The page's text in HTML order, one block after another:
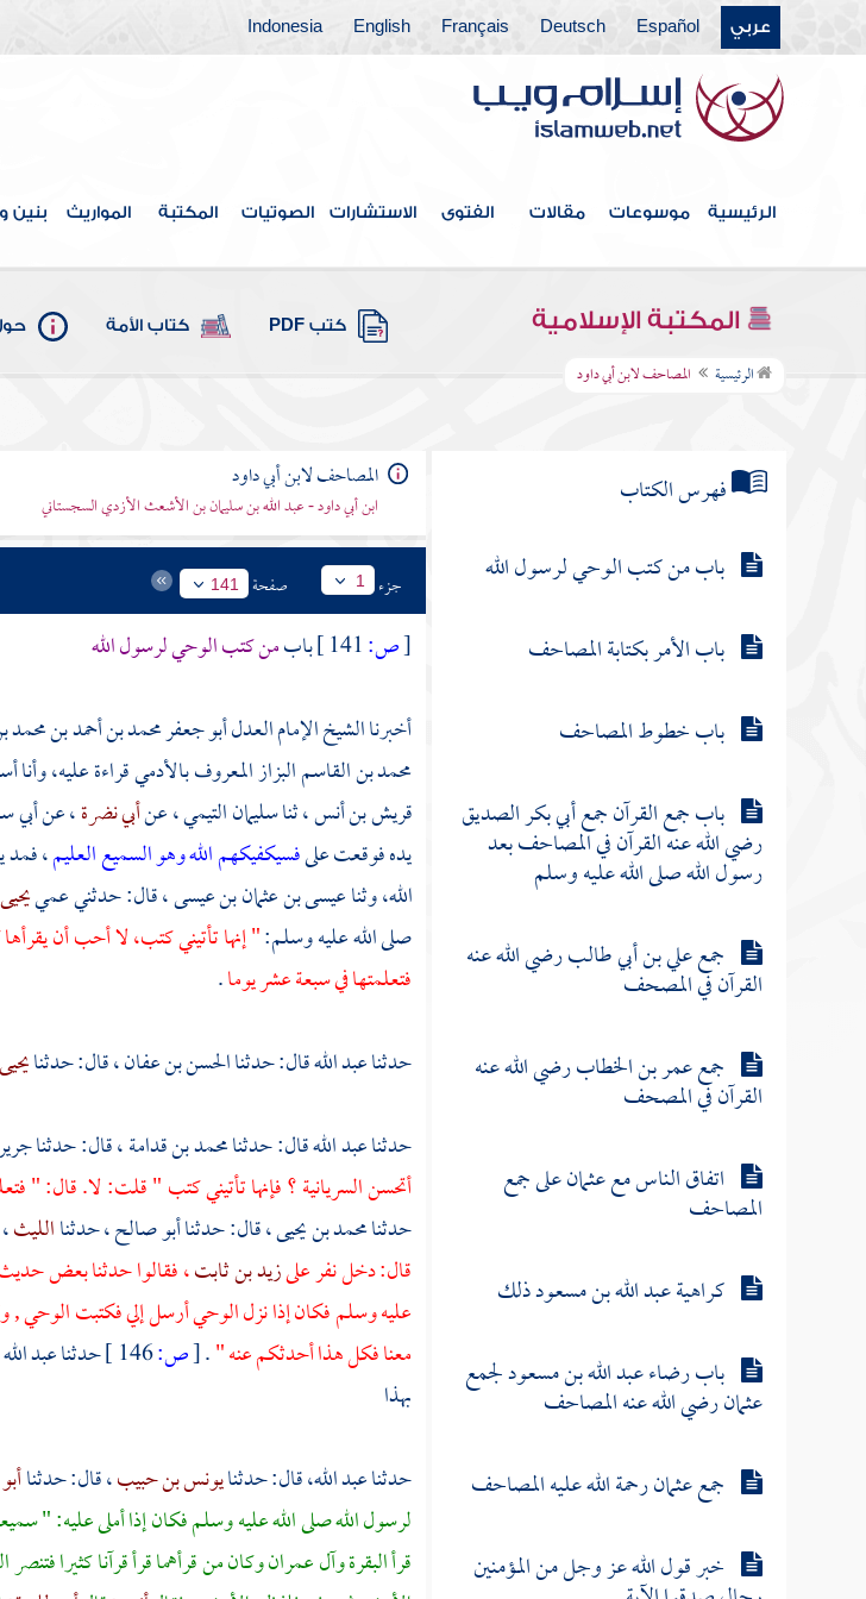
عربي Español
Deutsch
Français
English
Indonesia
الرئيسية موسوعات مقالات الفتوى الاستشارات الصوتيات المكتبة المواريث بنين
المكتبة الإسلامية كتب PDF كتاب الأمة
الرئيسية المصاحف لابن أبي داود
فهرس الكتاب
باب من كتب الوحي لرسول الله
باب الأمر بكتابة المصاحف
باب خطوط المصاحف
باب جمع القرآن جمع أبي بكر الصديق
رضي الله عنه القرآن في المصاحف بعد
رسول الله صلى الله عليه وسلم
جمع علي بن أبي طالب رضي الله عنه
القرآن في المصحف
جمع عمر بن الخطاب رضي الله عنه
القرآن في المصحف
اتفاق الناس مع عثمان على جمع
المصاحف
كراهية عبد الله بن مسعود ذلك
باب رضاء عبد الله بن مسعود لجمع
عثمان رضي الله عنه المصاحف
جمع عثمان رحمة الله عليه المصاحف
خبر قول الله عز وجل من المؤمنين
المصاحف لابن أبي داود
ابن أبي داود - عبد الله بن سليمان بن الأشعث الأزدي السجستاني
جزء 1 صفحة 141
[ص: بابمن كتب الوحي لرسول الله
أخبرناالشيخ الإمام العدل أبو جعفر محمد بن أحمد بن
محمد بن القاسم البزاز المعروف بالأدميقراءة عليه،
قريش بن أنس، ثناسليمان التيمي، عنأبي نضرة، عنأبي
يده فوقعت علىفسيكفيكهم الله وهو السميع العليم، فمد
الله،وثناعيسى بن عثمان بن عيسى، قال: حدثني عمي
صلى الله عليه وسلم:" إنها تأتيني كتب، لا أحب أن
فتعلمتها في سبعة عشر يوما.
حدثناعبد اللهقال: حدثناالحسن بن عفان، قال: حدثنا
حدثناعبد اللهقال: حدثنامحمد بن قدامة، قال: حدثنا
أتحسن السريانية ؟ فإنها تأتيني كتب " قلت: لا. قال: "
حدثنامحمد بن يحيى، قال: حدثناأبو صالح، حدثناالليث
قال: دخل نفر علىزيد بن ثابت، فقالوا حدثنا بعض
عليه وسلم فكان إذا نزل الوحي أرسل إلي فكتبت الوحي ,
معنا فكل هذا أحدثكم عنه ".
[ص:146 ] حدثناعبد الله
بهذا
حدثناعبد الله،قال: حدثنايونس بن حبيب، قال: حدثنا
لرسول الله صلى الله عليه وسلم فكان إذا أملى عليه: "
قرأ البقرة وآل عمران وكان من قرأهما قرأ قرآنا كثيرا